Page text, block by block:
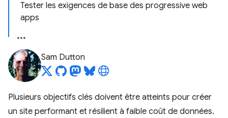
Tester les exigences de base des progressive web
apps
Sam Dutton
Plusieurs objectifs clés doivent être atteints pour créer
un site performant et résilient à faible coût de données.